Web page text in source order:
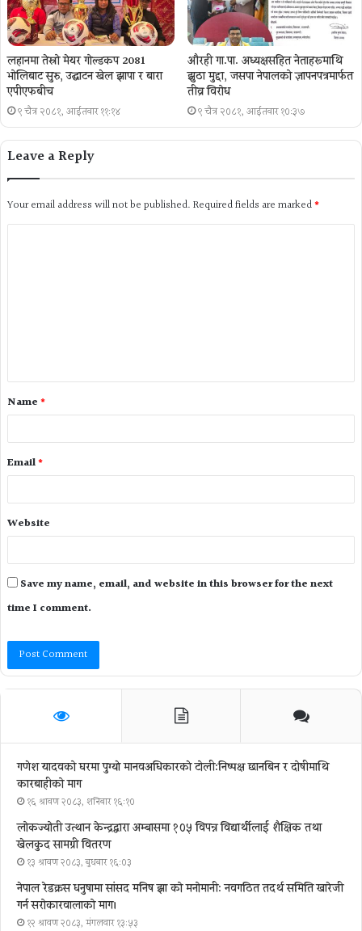
लहानमा तेस्रो मेयर गोल्डकप 2081
भोलिबाट सुरु, उद्घाटन खेल झापा र बारा
एपीएफबीच
९ चैत्र २०८१, आईतवार ११:१४
औरही गा.पा. अध्यक्षसहित नेताहरूमाथि
झुठा मुद्दा, जसपा नेपालको ज्ञापनपत्रमार्फत
तीव्र विरोध
९ चैत्र २०८१, आईतवार १०:३७
Leave a Reply
Your email address will not be published. Required fields are marked*
Name *
Email*
Website
Save my name, email, and website in this browser for the next
time I comment.
गणेश यादवको घरमा पुग्याे मानवअधिकारकाे टोली:निष्पक्ष छानबिन र दोषीमाथि
कारबाहीको माग
१६ श्रावण २०८३, शनिबार १६:१०
लोकज्योती उत्थान केन्द्रद्वारा अम्बासमा १०५ विपन्न विद्यार्थीलाई शैक्षिक तथा
खेलकुद सामग्री वितरण
१३ श्रावण २०८३, बुधबार १६:०३
नेपाल रेडक्रस धनुषामा सांसद मनिष झा को मनोमानी: नवगठित तदर्थ समिति खारेजी
गर्न सरोकारवालाको माग।
१२ श्रावण २०८३, मंगलवार १३:५३